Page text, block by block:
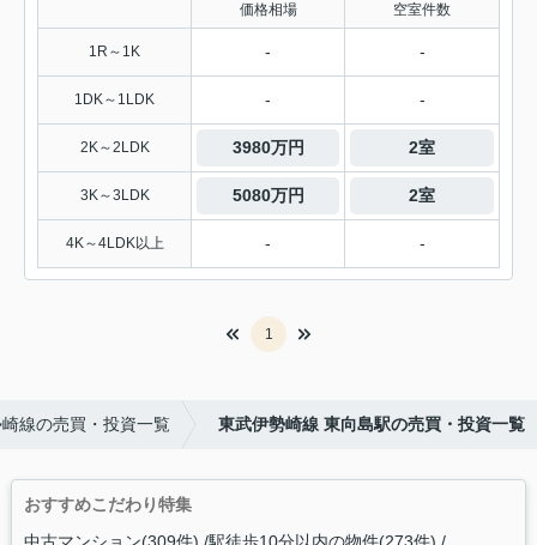
価格相場 空室件数
1R～1K - -
1DK～1LDK - -
2K～2LDK 3980万円 2室
3K～3LDK 5080万円 2室
4K～4LDK以上 - -
1
線の売買・投資一覧 東武伊勢崎線 東向島駅の売買・投資一覧
おすすめこだわり特集